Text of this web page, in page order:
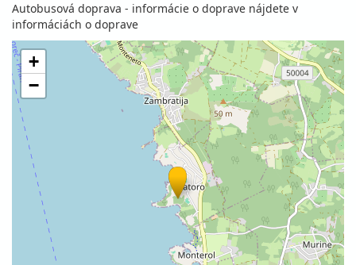
Autobusová doprava - informácie o doprave nájdete v
informáciách o doprave
+
−